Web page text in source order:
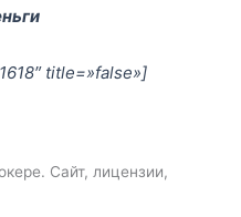
title=»false»]
Сайт, лицензии,